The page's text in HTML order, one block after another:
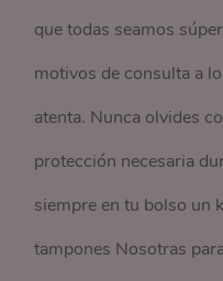
que todas seamos
motivos de consulta a
atenta. Nunca olvides
protección necesaria
siempre en tu bolso un
tampones Nosotras